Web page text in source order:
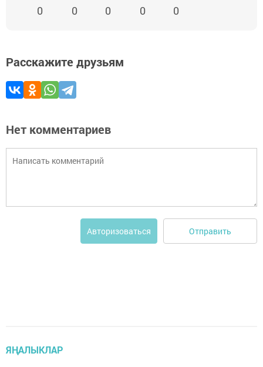
0 0 0 0 0
Расскажите друзьям
Нет комментариев
Авторизоваться Отправить
ЯҢАЛЫКЛАР